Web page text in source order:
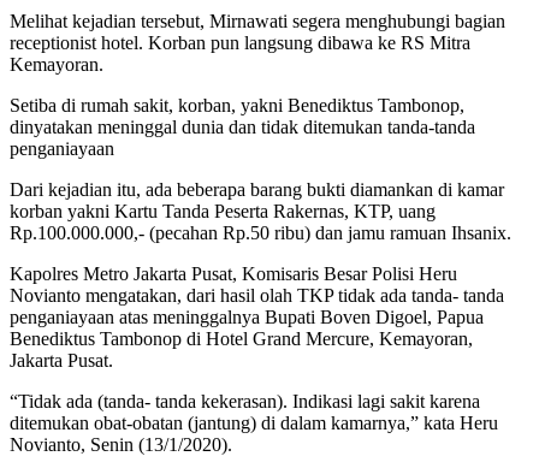
Melihat kejadian tersebut, Mirnawati segera menghubungi bagian
receptionist hotel. Korban pun langsung dibawa ke RS Mitra
Kemayoran.
Setiba di rumah sakit, korban, yakni Benediktus Tambonop,
dinyatakan meninggal dunia dan tidak ditemukan tanda-tanda
penganiayaan
Dari kejadian itu, ada beberapa barang bukti diamankan di kamar
korban yakni Kartu Tanda Peserta Rakernas, KTP, uang
Rp.100.000.000,- (pecahan Rp.50 ribu) dan jamu ramuan Ihsanix.
Kapolres Metro Jakarta Pusat, Komisaris Besar Polisi Heru
Novianto mengatakan, dari hasil olah TKP tidak ada tanda- tanda
penganiayaan atas meninggalnya Bupati Boven Digoel, Papua
Benediktus Tambonop di Hotel Grand Mercure, Kemayoran,
Jakarta Pusat.
“Tidak ada (tanda- tanda kekerasan). Indikasi lagi sakit karena
ditemukan obat-obatan (jantung) di dalam kamarnya,” kata Heru
Novianto, Senin (13/1/2020).